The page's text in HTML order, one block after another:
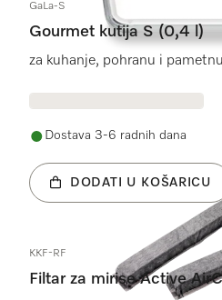
GaLa-S
Gourmet kutija S (0,4 l)
za kuhanje, pohranu i
Dostava 3-6 radnih dana
DODATI U KOŠARICU
KKF-RF
Filtar za mirise Active